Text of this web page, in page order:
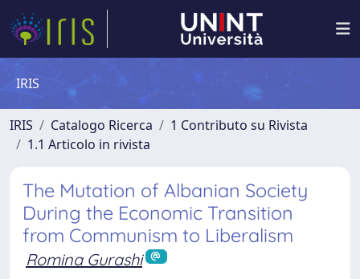
IRIS
IRIS Catalogo Ricerca
1 Contributo su Rivista
1.1 Articolo in rivista
The Mutation of Albanian Society
During the Economic Transition
from Communism to Liberalism
Romina Gurashi